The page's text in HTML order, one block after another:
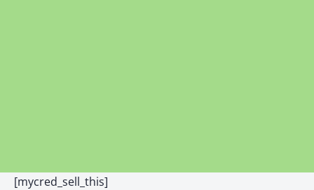
[mycred_sell_this]